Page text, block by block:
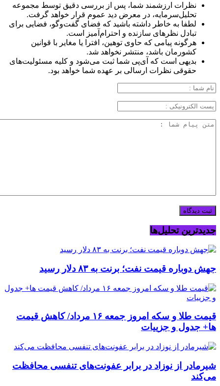
نظرات ارزشمند شما، پس از بررسی دقیق توسط مجموعه
تحلیل‌سرمایه، در معرض دید عموم قرار خواهد گرفت.
لطفا به خاطر داشته باشید که فضای گفت‌وگو، فضایی برای
تبادل نظرهای سازنده و احترام‌آمیز است.
هرگونه پیامی که حاوی توهین، افترا یا مغایر با قوانین
کشورمان باشد، منتشر نخواهد شد.
بدیهی است که آی‌پی شما ثبت می‌شود و کلیه مسئولیت‌های
حقوقی نظرات ارسالی بر عهده شما خواهد بود.
جدیدترین تحلیل‌ها
جهش دوباره قیمت نفت؛ برنت به ۸۳ دلار رسید
قیمت طلا و سکه امروز جمعه ۱۶ مرداد/ کاهش قیمت
ها+ جدول و جزییات
شیرمادر از نوزاد در برابر عفونت‌های تنفسی محافظت
می‌کند